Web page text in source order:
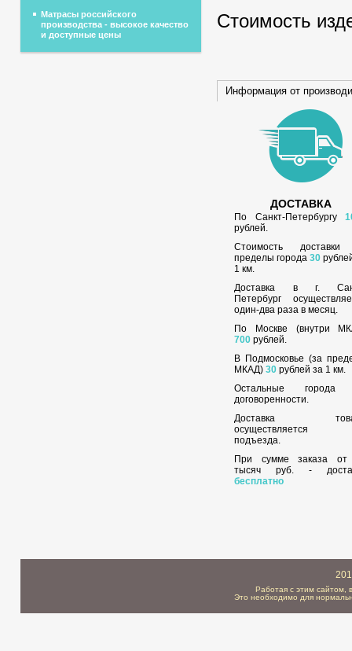
Стоимость
Информация от
ДОСТАВКА
По Санкт-Петербургу
рублей.
Стоимость
пределы города30
1 км.
Доставка в г.
Петербург
один-два раза в месяц.
По Москве (внутри
700 рублей.
В Подмосковье (за
МКАД)30 рублей за 1 км.
Остальные города
договоренности.
Доставка
осуществляется
подъезда.
При сумме заказа
тысяч руб. -
бесплатно
Матрасы российского
производства - высокое качество
и доступные цены
Работая с этим сайтом,
Это необходимо для